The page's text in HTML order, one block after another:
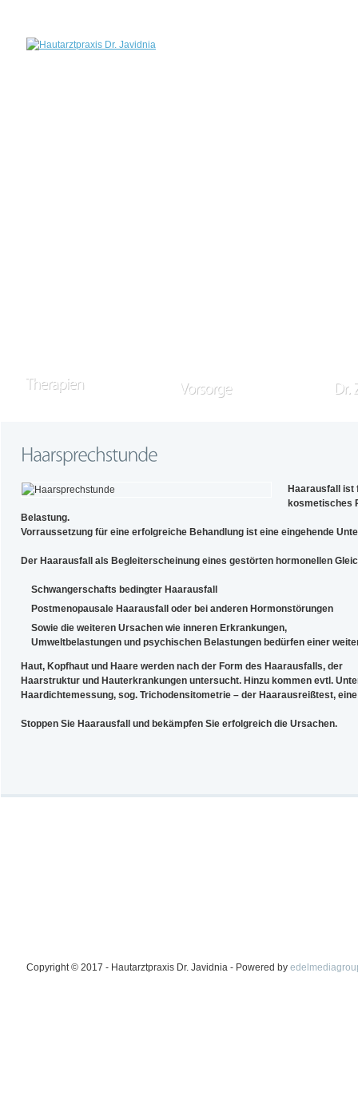
Haarausfall ist
kosmetisches
Belastung.
Vorraussetzung für eine erfolgreiche Behandlung ist eine eingehende
Der Haarausfall als Begleiterscheinung eines gestörten hormonellen
Schwangerschafts bedingter Haarausfall
Postmenopausale Haarausfall oder bei anderen Hormonstörungen
Sowie die weiteren Ursachen wie inneren Erkrankungen,
Umweltbelastungen und psychischen Belastungen bedürfen einer
Haut, Kopfhaut und Haare werden nach der Form des Haarausfalls, der
Haarstruktur und Hauterkrankungen untersucht. Hinzu kommen evtl.
Haardichtemessung, sog. Trichodensitometrie – der Haarausreißtest,
Stoppen Sie Haarausfall und bekämpfen Sie erfolgreich die Ursachen.
Copyright © 2017 - Hautarztpraxis Dr. Javidnia - Powered by